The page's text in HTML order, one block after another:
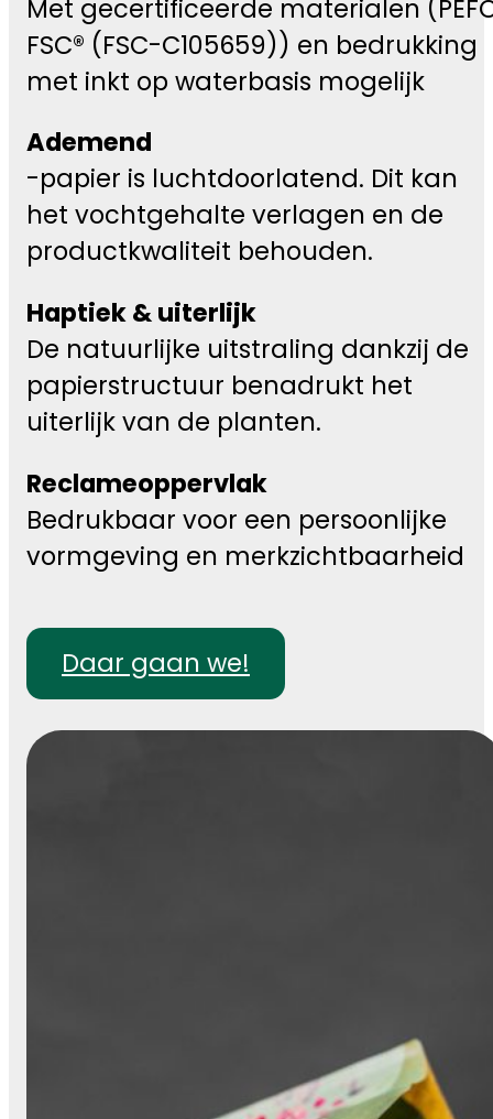
Met gecertificeerde materialen
FSC® (FSC-C105659)) en bedrukking
met inkt op waterbasis mogelijk
Ademend
-papier is luchtdoorlatend. Dit kan
het vochtgehalte verlagen en de
productkwaliteit behouden.
Haptiek & uiterlijk
De natuurlijke uitstraling dankzij de
papierstructuur benadrukt het
uiterlijk van de planten.
Reclameoppervlak
Bedrukbaar voor een persoonlijke
vormgeving en merkzichtbaarheid
Daar gaan we!